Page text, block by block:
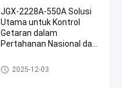
JGX-2228A-550A Solusi
Utama untuk Kontrol
Getaran dalam
Pertahanan Nasional dan
Isolator getaran tali kawat
2025-12-03